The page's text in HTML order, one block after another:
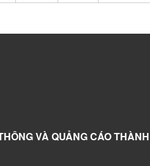
VÀ QUẢNG CÁO THÀNH